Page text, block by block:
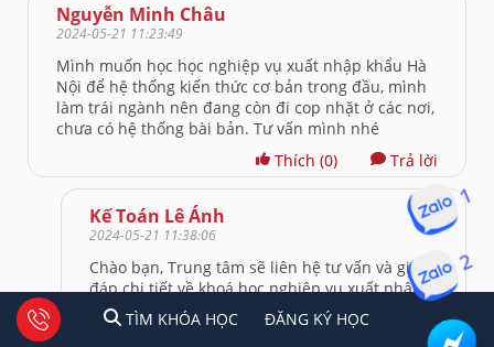
Nguyễn Minh Châu
2024-05-21 11:23:49
Mình muốn học học nghiệp vụ xuất nhập khẩu Hà
Nội để hệ thống kiến thức cơ bản trong đầu, mình
làm trái ngành nên đang còn đi cop nhặt ở các nơi,
chưa có hệ thống bài bản. Tư vấn mình nhé
Thích (0) Trả lời
Kế Toán Lê Ánh
2024-05-21 11:38:06
Chào bạn, Trung tâm sẽ liên hệ tư vấn và giải
đáp chi tiết về khoá học nghiệp vụ xuất nhập
khẩu tại Hà Nội phù hợp tới bạn. Cảm ơn bạn
đã quan tâm khóa học xuất nhập khẩu của
TÌM KHÓA HỌC ĐĂNG KÍ HỌC
1 2 Tư vấn facebook
TÌM KHÓA HỌC ĐĂNG KÝ HỌC
1
2